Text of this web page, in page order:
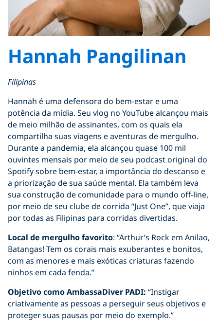
Hannah Pangilinan
Filipinas
Hannah é uma defensora do bem-estar e uma
potência da mídia. Seu vlog no YouTube alcançou mais
de meio milhão de assinantes, com os quais ela
compartilha suas viagens e aventuras de mergulho.
Durante a pandemia, ela alcançou quase 100 mil
ouvintes mensais por meio de seu podcast original do
Spotify sobre bem-estar, a importância do descanso e
a priorização de sua saúde mental. Ela também leva
sua construção de comunidade para o mundo off-line,
por meio de seu clube de corrida “Just One”, que viaja
por todas as Filipinas para corridas divertidas.
Local de mergulho favorito: “Arthur’s Rock em Anilao,
Batangas! Tem os corais mais exuberantes e bonitos,
com as menores e mais exóticas criaturas fazendo
ninhos em cada fenda.”
Objetivo como AmbassaDiver PADI: “Instigar
criativamente as pessoas a perseguir seus objetivos e
proteger suas pausas por meio do exemplo.”